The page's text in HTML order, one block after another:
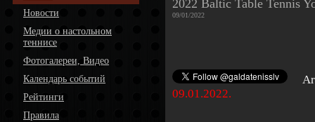
Новости
Медии о настольном
теннисе
Фотогалереи, Видео
Календарь событий
Рейтинги
Правила
2022 Baltic Table Tennis
09/01/2022
09.01.2022.